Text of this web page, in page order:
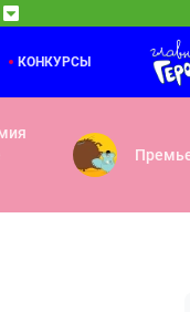
—
— Мегаудон —
Про
КОНКУРСЫ